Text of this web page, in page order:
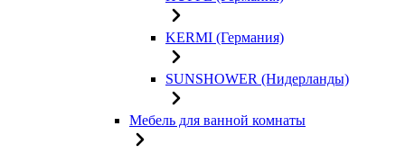
KERMI (Германия)
SUNSHOWER (Нидерланды)
Мебель для ванной комнаты